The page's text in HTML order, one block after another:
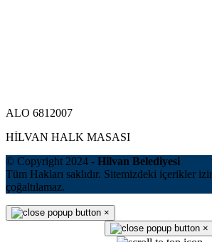
ALO 6812007
HİLVAN HALK MASASI
© Copyright 2024 - Hilvan Belediyesi
Tüm Hakları saklıdır. Sitemizdeki içerikler
çoğaltılamaz.
×
×